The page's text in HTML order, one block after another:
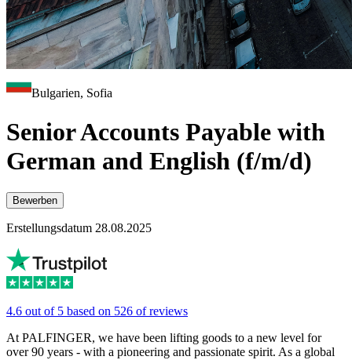
Bulgarien, Sofia
Senior Accounts Payable with
German and English (f/m/d)
Bewerben
Erstellungsdatum 28.08.2025
4.6 out of 5 based on 526 of reviews
At PALFINGER, we have been lifting goods to a new level for
over 90 years - with a pioneering and passionate spirit. As a global